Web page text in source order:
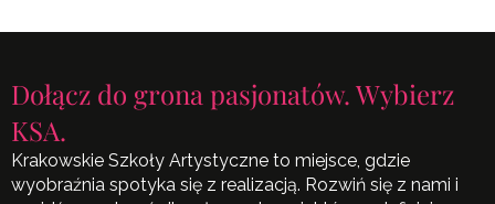
Dołącz do grona pasjonatów. Wybierz
KSA.
Krakowskie Szkoły Artystyczne to miejsce, gdzie
wyobraźnia spotyka się z realizacją. Rozwiń się z nami i